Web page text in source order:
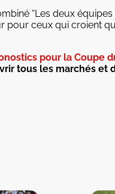
“Les deux
ceux qui croient
pour la Coupe
tous les marchés et